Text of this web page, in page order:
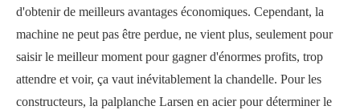
d'obtenir de meilleurs avantages économiques. Cependant, la
machine ne peut pas être perdue, ne vient plus, seulement pour
saisir le meilleur moment pour gagner d'énormes profits, trop
attendre et voir, ça vaut inévitablement la chandelle. Pour les
constructeurs, la palplanche Larsen en acier pour déterminer le